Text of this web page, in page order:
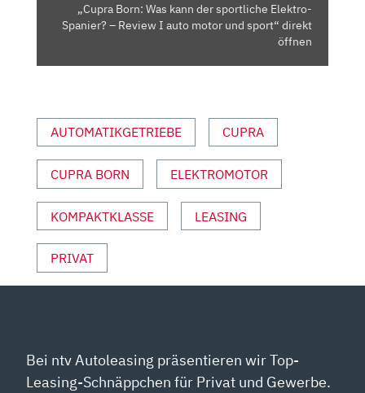
REVIEW
SPORT“
VON
YOUTUBE
ANZEIGEN
„Cupra Born: Was kann der sportliche Elektro-
Spanier? – Review I auto motor und sport“ direkt
öffnen
AUTOMATIKGETRIEBE CUPRA
CUPRA BORN ELEKTROMOTOR
KOMPAKTKLASSE LEASING
PRIVAT
Bei ntv Autoleasing präsentieren wir Top-
Leasing-Schnäppchen für Privat und Gewerbe.